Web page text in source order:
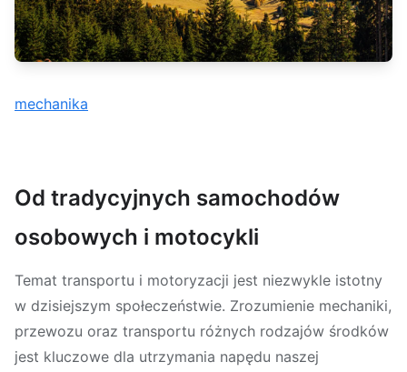
mechanika
Od tradycyjnych samochodów
osobowych i motocykli
Temat transportu i motoryzacji jest niezwykle istotny
w dzisiejszym społeczeństwie. Zrozumienie mechaniki,
przewozu oraz transportu różnych rodzajów środków
jest kluczowe dla utrzymania napędu naszej